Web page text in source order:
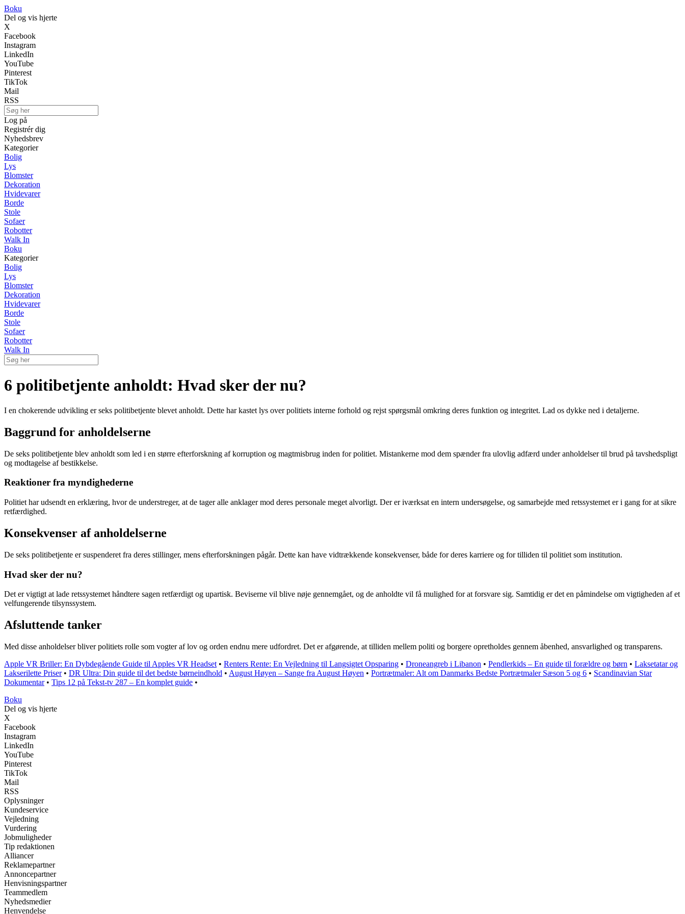
Boku
Del og vis hjerte
X
Facebook
Instagram
LinkedIn
YouTube
Pinterest
TikTok
Mail
RSS
Log på
Registrér dig
Nyhedsbrev
Kategorier
Bolig
Lys
Blomster
Dekoration
Hvidevarer
Borde
Stole
Sofaer
Robotter
Walk In
Boku
Kategorier
Bolig
Lys
Blomster
Dekoration
Hvidevarer
Borde
Stole
Sofaer
Robotter
Walk In
6 politibetjente anholdt: Hvad sker der nu?
I en chokerende udvikling er seks politibetjente blevet anholdt. Dette har kastet lys over politiets interne forhold og rejst spørgsmål omkring deres funktion og integritet. Lad os dykke ned i detaljerne.
Baggrund for anholdelserne
De seks politibetjente blev anholdt som led i en større efterforskning af korruption og magtmisbrug inden for politiet. Mistankerne mod dem spænder fra ulovlig adfærd under anholdelser til brud på tavshedspligt
og modtagelse af bestikkelse.
Reaktioner fra myndighederne
Politiet har udsendt en erklæring, hvor de understreger, at de tager alle anklager mod deres personale meget alvorligt. Der er iværksat en intern undersøgelse, og samarbejde med retssystemet er i gang for at sikre
retfærdighed.
Konsekvenser af anholdelserne
De seks politibetjente er suspenderet fra deres stillinger, mens efterforskningen pågår. Dette kan have vidtrækkende konsekvenser, både for deres karriere og for tilliden til politiet som institution.
Hvad sker der nu?
Det er vigtigt at lade retssystemet håndtere sagen retfærdigt og upartisk. Beviserne vil blive nøje gennemgået, og de anholdte vil få mulighed for at forsvare sig. Samtidig er det en påmindelse om vigtigheden af et
velfungerende tilsynssystem.
Afsluttende tanker
Med disse anholdelser bliver politiets rolle som vogter af lov og orden endnu mere udfordret. Det er afgørende, at tilliden mellem politi og borgere opretholdes gennem åbenhed, ansvarlighed og transparens.
Apple VR Briller: En Dybdegående Guide til Apples VR Headset • Renters Rente: En Vejledning til Langsigtet Opsparing • Droneangreb i Libanon • Pendlerkids – En guide til forældre og børn • Laksetatar og
Lakserilette Priser• DR Ultra: Din guide til det bedste børneindhold • August Høyen – Sange fra August Høyen • Portrætmaler: Alt om Danmarks Bedste Portrætmaler Sæson 5 og 6 • Scandinavian Star
Dokumentar• Tips 12 på Tekst-tv 287 – En komplet guide •
Boku
Del og vis hjerte
X
Facebook
Instagram
LinkedIn
YouTube
Pinterest
TikTok
Mail
RSS
Oplysninger
Kundeservice
Vejledning
Vurdering
Jobmuligheder
Tip redaktionen
Alliancer
Reklamepartner
Annoncepartner
Henvisningspartner
Teammedlem
Nyhedsmedier
Henvendelse